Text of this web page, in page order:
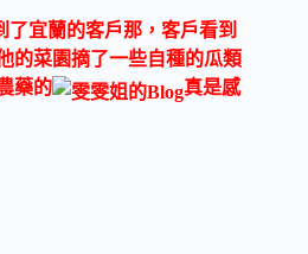
了宜蘭的客戶那，客戶看到
的菜園摘了一些自種的瓜類
藥的
真是感